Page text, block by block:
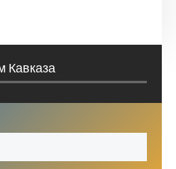
Кавказа